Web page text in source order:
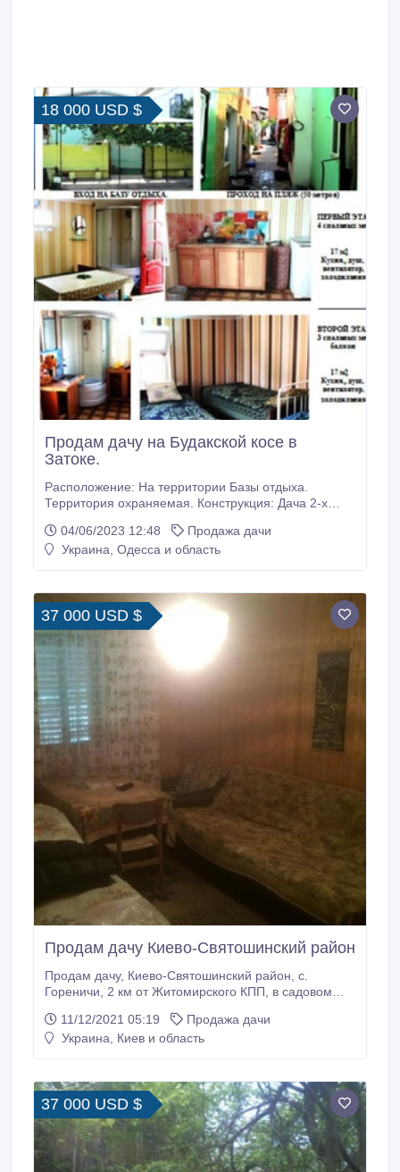
18 000 USD $
Продам дачу на Будакской косе в
Затоке.
Расположение: На территории Базы отдыха.
Территория охраняемая. Конструкция: Дача 2-х
БАЛКОНА – 2, 5 м2. Год постройки - 2006. Каркас
дома – стальная , сварная конструкция, обшитая с
изоляцией между ними.
04/06/2023 12:48
Продажа дачи
Украина, Одесса и область
37 000 USD $
Продам дачу Киево-Святошинский район
Продам дачу, Киево-Святошинский район, с.
Гореничи, 2 км от Житомирского КПП, в садовом
Леонид..
11/12/2021 05:19
Продажа дачи
Украина, Киев и область
37 000 USD $